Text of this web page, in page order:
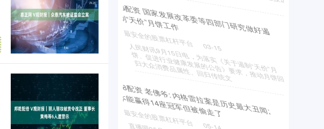
中
证
策
略
土
耳
其
野
火
致
达
达
尼
尔
海
峡
航
道
临
时
关
闭
最安全的股票杠杆平台
03-23
新
华
财
经
北
京
8
月
9
日
电
土
耳
其
官
员
8
日
说
，
受
野
火
影
响
，
土
耳
其
有
关
部
门
当
天
暂
停
达
达
尼
尔
海
峡
的
航
运
，
并
疏
散
数
百
人
。
法
新
社
援
博
星
配
资
《
南
京
照
相
馆
》
加
拿
大
首
映
观
众
深
受
触
动
股票平台
03-23